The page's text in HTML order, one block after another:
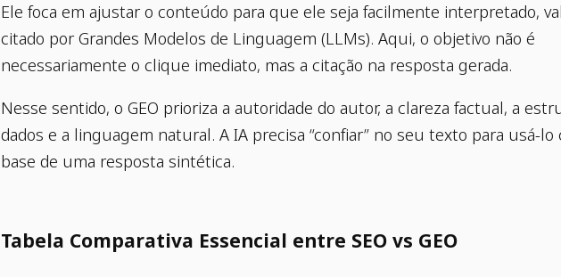
Ele foca em ajustar o conteúdo para que ele seja facilmente interpretado,
citado por Grandes Modelos de Linguagem (LLMs). Aqui, o objetivo não é
necessariamente o clique imediato, mas a citação na resposta gerada.
Nesse sentido, o GEO prioriza a autoridade do autor, a clareza factual, a
dados e a linguagem natural. A IA precisa “confiar” no seu texto para usá-lo
base de uma resposta sintética.
Tabela Comparativa Essencial entre SEO vs GEO